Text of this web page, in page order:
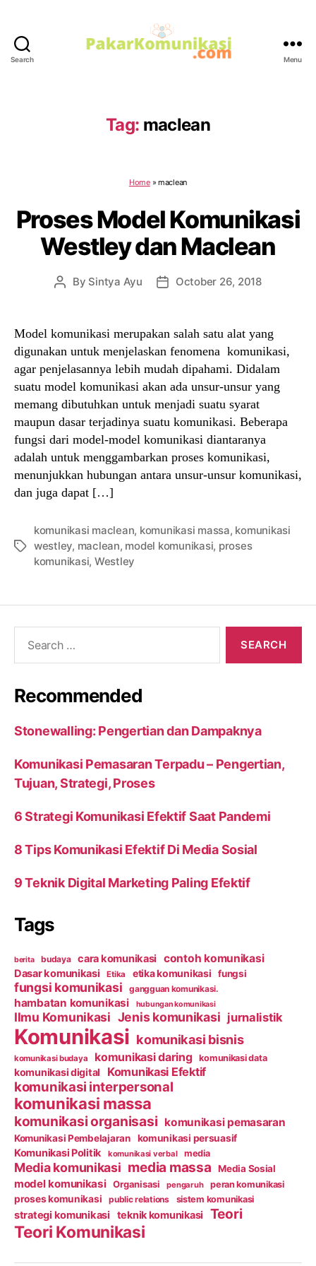
Search Menu
Tag: maclean
Home» maclean
Proses Model Komunikasi
Westley dan Maclean
Post
By Sintya Ayu
PostOctober 26, 2018
Model komunikasi merupakan salah satu alat yang
digunakan untuk menjelaskan fenomena komunikasi,
agar penjelasannya lebih mudah dipahami. Didalam
suatu model komunikasi akan ada unsur-unsur yang
memang dibutuhkan untuk menjadi suatu syarat
maupun dasar terjadinya suatu komunikasi. Beberapa
fungsi dari model-model komunikasi diantaranya
adalah untuk menggambarkan proses komunikasi,
menunjukkan hubungan antara unsur-unsur komunikasi,
dan juga dapat […]
Tags
komunikasi maclean, komunikasi massa, komunikasi
westley, maclean, model komunikasi, proses
komunikasi, Westley
Recommended
Stonewalling: Pengertian dan Dampaknya
Komunikasi Pemasaran Terpadu – Pengertian,
Tujuan, Strategi, Proses
6 Strategi Komunikasi Efektif Saat Pandemi
8 Tips Komunikasi Efektif Di Media Sosial
9 Teknik Digital Marketing Paling Efektif
Tags
berita budaya cara komunikasi contoh komunikasi
Dasar komunikasi Etika etika komunikasi fungsi
fungsi komunikasi gangguan komunikasi.
hambatan komunikasi hubungan komunikasi
Ilmu Komunikasi Jenis komunikasi jurnalistik
Komunikasi komunikasi bisnis
komunikasi budaya komunikasi daring komunikasi data
komunikasi digital Komunikasi Efektif
komunikasi interpersonal
komunikasi massa
komunikasi organisasi komunikasi pemasaran
Komunikasi Pembelajaran komunikasi persuasif
Komunikasi Politik komunikasi verbal media
Media komunikasi media massa Media Sosial
model komunikasi Organisasi pengaruh peran komunikasi
proses komunikasi public relations sistem komunikasi
strategi komunikasi teknik komunikasi Teori
Teori Komunikasi